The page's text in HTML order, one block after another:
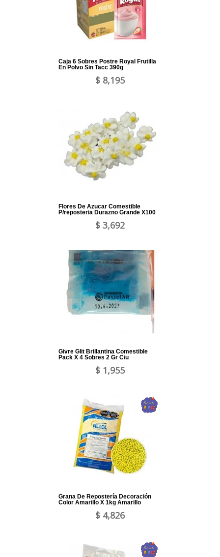
Caja 6 Sobres Postre Royal Frutilla
En Polvo Sin Tacc 390g
$ 8,195
Flores De Azucar Comestible
P/reposteria Durazno Grande X100
$ 3,692
Givre Glit Brillantina Comestible
Pack X 4 Sobres 2 Gr C/u
$ 1,955
Grana De Repostería Decoración
Color Amarillo X 1kg Amarillo
$ 4,826